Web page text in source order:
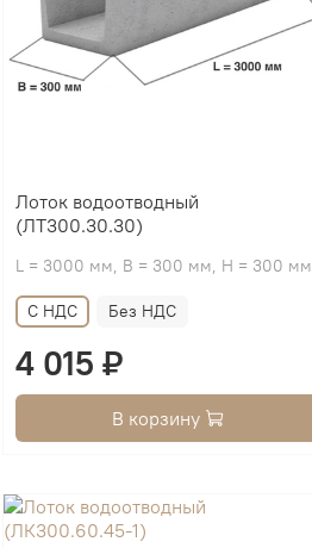
Лоток водоотводный
(ЛТ300.30.30)
L = 3000 мм, B = 300 мм, H = 300 мм
С НДС Без НДС
4 015 ₽
В корзину